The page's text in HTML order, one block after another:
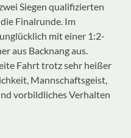
Siegen qualifizierten
Finalrunde. Im
mit einer 1:2-
aus Backnang aus.
Fahrt trotz sehr heißer
Mannschaftsgeist,
vorbildliches Verhalten